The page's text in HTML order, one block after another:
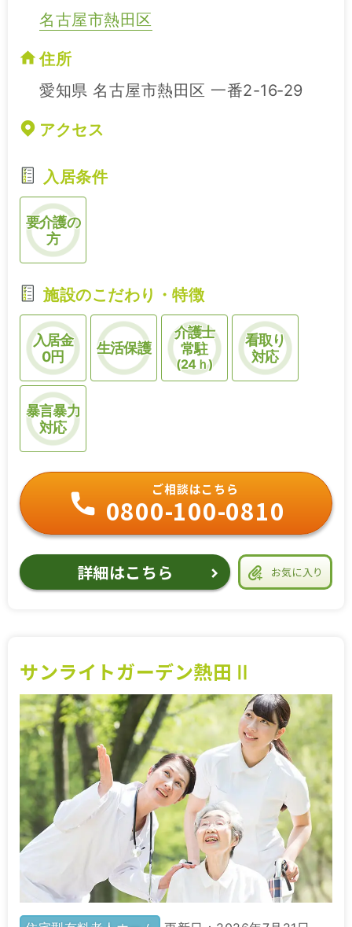
名古屋市熱田区
住所
愛知県 名古屋市熱田区 一番2-16‐29
アクセス
入居条件
要介護の
方
施設のこだわり・特徴
入居金
0円
生活保護
介護士
常駐
(24ｈ)
看取り
対応
暴言暴力
対応
お気に入り
ご相談はこちら
0800-100-0810
詳細はこちら
サンライトガーデン熱田Ⅱ